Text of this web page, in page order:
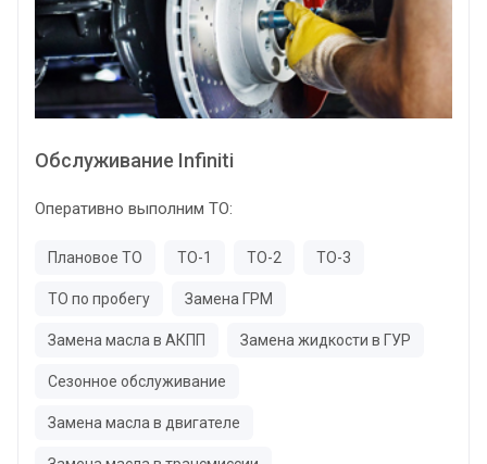
Обслуживание Infiniti
Оперативно выполним ТО:
Плановое ТО ТО-1 ТО-2 ТО-3
ТО по пробегу Замена ГРМ
Замена масла в АКПП Замена жидкости в ГУР
Сезонное обслуживание
Замена масла в двигателе